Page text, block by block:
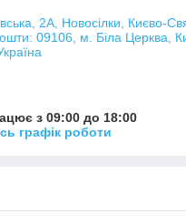
2А, Новосілки, Києво-
09106, м. Біла Церква,
з 09:00 до 18:00
графік роботи